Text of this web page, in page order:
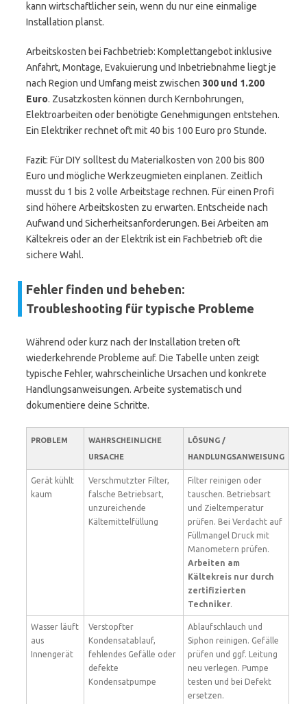
kann wirtschaftlicher sein, wenn du nur eine einmalige
Installation planst.
Arbeitskosten bei Fachbetrieb: Komplettangebot inklusive
Anfahrt, Montage, Evakuierung und Inbetriebnahme liegt je
nach Region und Umfang meist zwischen 300 und 1.200
Euro. Zusatzkosten können durch Kernbohrungen,
Elektroarbeiten oder benötigte Genehmigungen entstehen.
Ein Elektriker rechnet oft mit 40 bis 100 Euro pro Stunde.
Fazit: Für DIY solltest du Materialkosten von 200 bis 800
Euro und mögliche Werkzeugmieten einplanen. Zeitlich
musst du 1 bis 2 volle Arbeitstage rechnen. Für einen Profi
sind höhere Arbeitskosten zu erwarten. Entscheide nach
Aufwand und Sicherheitsanforderungen. Bei Arbeiten am
Kältekreis oder an der Elektrik ist ein Fachbetrieb oft die
sichere Wahl.
Fehler finden und beheben:
Troubleshooting für typische Probleme
Während oder kurz nach der Installation treten oft
wiederkehrende Probleme auf. Die Tabelle unten zeigt
typische Fehler, wahrscheinliche Ursachen und konkrete
Handlungsanweisungen. Arbeite systematisch und
dokumentiere deine Schritte.
PROBLEM
WAHRSCHEINLICHE
URSACHE
LÖSUNG /
HANDLUNGSANWEISUNG
Gerät kühlt
kaum
Verschmutzter Filter,
falsche Betriebsart,
unzureichende
Kältemittelfüllung
Filter reinigen oder
tauschen. Betriebsart
und Zieltemperatur
prüfen. Bei Verdacht auf
Füllmangel Druck mit
Manometern prüfen.
Arbeiten am
Kältekreis nur durch
zertifizierten
Techniker.
Wasser läuft
aus
Innengerät
Verstopfter
Kondensatablauf,
fehlendes Gefälle oder
defekte
Kondensatpumpe
Ablaufschlauch und
Siphon reinigen. Gefälle
prüfen und ggf. Leitung
neu verlegen. Pumpe
testen und bei Defekt
ersetzen.